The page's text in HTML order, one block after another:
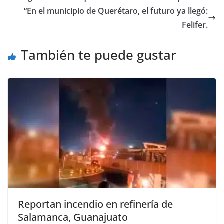
o p g m tir
“En el municipio de Querétaro, el futuro ya llegó:
Felifer.
También te puede gustar
Reportan incendio en refinería de
Salamanca, Guanajuato